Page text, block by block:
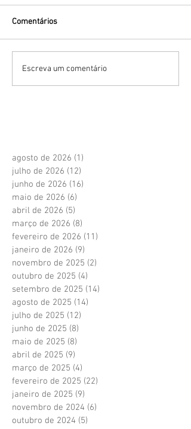
Comentários
Escreva um comentário
agosto de 2026 (1)
julho de 2026 (12)
junho de 2026 (16)
maio de 2026 (6)
abril de 2026 (5)
março de 2026 (8)
fevereiro de 2026 (11)
janeiro de 2026 (9)
novembro de 2025 (2)
outubro de 2025 (4)
setembro de 2025 (14)
agosto de 2025 (14)
julho de 2025 (12)
junho de 2025 (8)
maio de 2025 (8)
abril de 2025 (9)
março de 2025 (4)
fevereiro de 2025 (22)
janeiro de 2025 (9)
novembro de 2024 (6)
outubro de 2024 (5)